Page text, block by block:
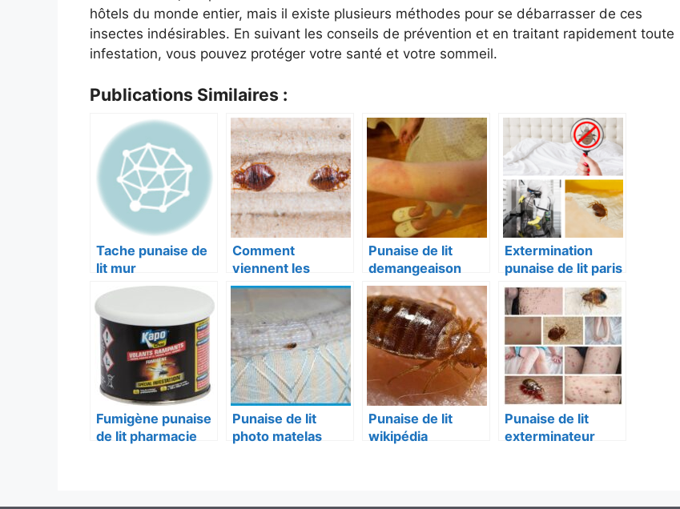
hôtels du monde entier, mais il existe plusieurs méthodes pour se débarrasser de ces
insectes indésirables. En suivant les conseils de prévention et en traitant rapidement toute
infestation, vous pouvez protéger votre santé et votre sommeil.
Publications Similaires :
Tache punaise de
lit mur
Comment
viennent les
punaise de lit
Punaise de lit
demangeaison
Extermination
punaise de lit paris
Fumigène punaise
de lit pharmacie
Punaise de lit
photo matelas
Punaise de lit
wikipédia
Punaise de lit
exterminateur